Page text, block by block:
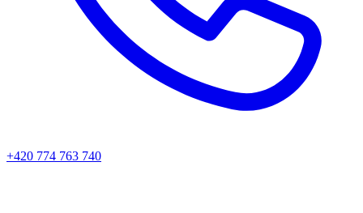
+420 774 763 740